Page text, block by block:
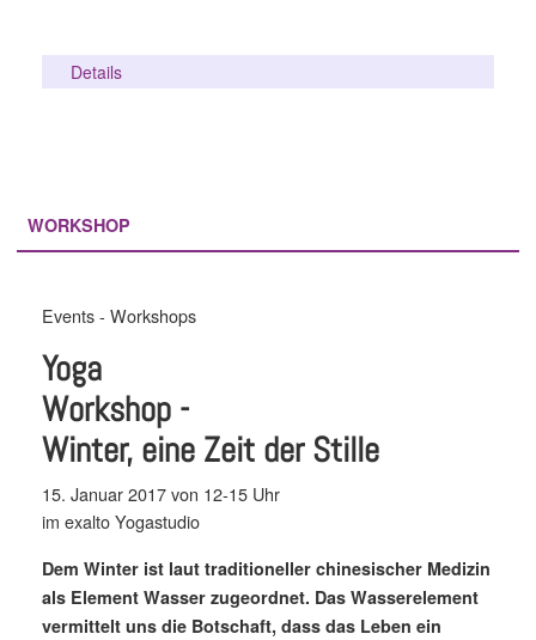
Details
WORKSHOP
Events - Workshops
Yoga
Workshop -
Winter, eine Zeit der Stille
15. Januar 2017 von 12-15 Uhr
im exalto Yogastudio
Dem Winter ist laut traditioneller chinesischer Medizin
als Element Wasser zugeordnet. Das Wasserelement
vermittelt uns die Botschaft, dass das Leben ein